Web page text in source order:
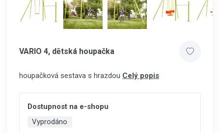
VARIO 4, dětská houpačka
houpačková sestava s hrazdou Celý popis
Dostupnost na e-shopu
Vyprodáno